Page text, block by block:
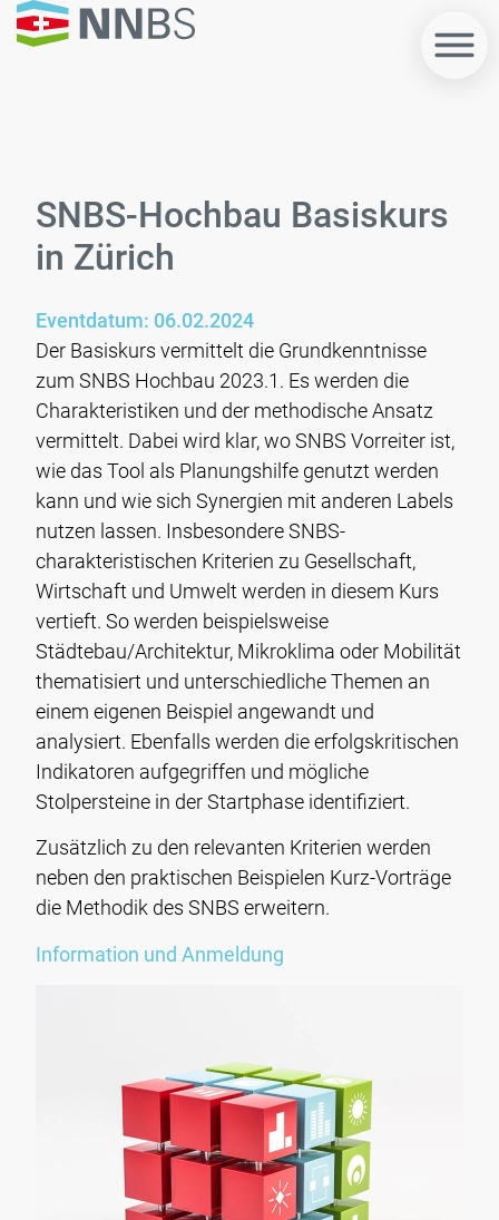
SNBS-Hochbau Basiskurs
in Zürich
Eventdatum: 06.02.2024
Der Basiskurs vermittelt die Grundkenntnisse
zum SNBS Hochbau 2023.1. Es werden die
Charakteristiken und der methodische Ansatz
vermittelt. Dabei wird klar, wo SNBS Vorreiter ist,
wie das Tool als Planungshilfe genutzt werden
kann und wie sich Synergien mit anderen Labels
nutzen lassen. Insbesondere SNBS-
charakteristischen Kriterien zu Gesellschaft,
Wirtschaft und Umwelt werden in diesem Kurs
vertieft. So werden beispielsweise
Städtebau/Architektur, Mikroklima oder Mobilität
thematisiert und unterschiedliche Themen an
einem eigenen Beispiel angewandt und
analysiert. Ebenfalls werden die erfolgskritischen
Indikatoren aufgegriffen und mögliche
Stolpersteine in der Startphase identifiziert.
Zusätzlich zu den relevanten Kriterien werden
neben den praktischen Beispielen Kurz-Vorträge
die Methodik des SNBS erweitern.
Information und Anmeldung